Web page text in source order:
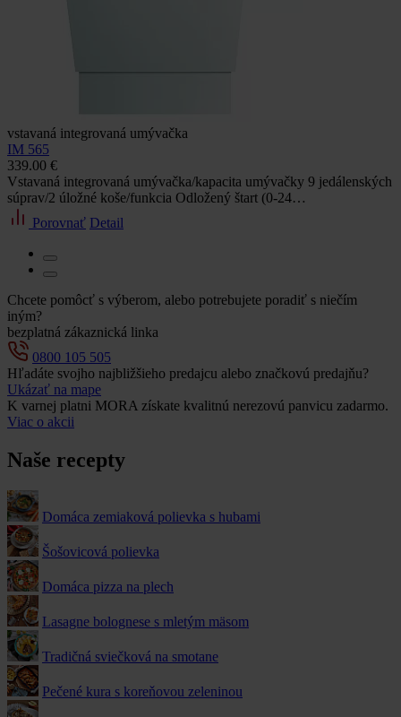
vstavaná integrovaná umývačka
IM 565
339.00 €
Vstavaná integrovaná umývačka/kapacita umývačky 9 jedálenských
súprav/2 úložné koše/funkcia Odložený štart (0-24…
Porovnať Detail
Chcete pomôcť s výberom, alebo potrebujete poradiť s niečím
iným?
bezplatná zákaznická linka
0800 105 505
Hľadáte svojho najbližšieho predajcu alebo značkovú predajňu?
Ukázať na mape
K varnej platni MORA získate kvalitnú nerezovú panvicu zadarmo.
Viac o akcii
Naše recepty
Domáca zemiaková polievka s hubami
Šošovicová polievka
Domáca pizza na plech
Lasagne bolognese s mletým mäsom
Tradičná sviečková na smotane
Pečené kura s koreňovou zeleninou